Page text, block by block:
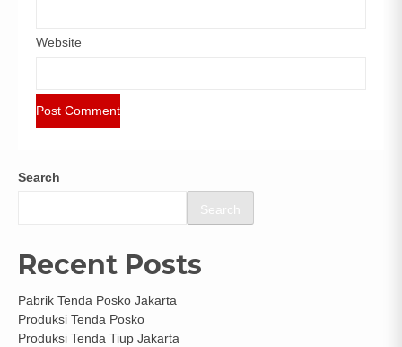
Website
Search
Search
Recent Posts
Pabrik Tenda Posko Jakarta
Produksi Tenda Posko
Produksi Tenda Tiup Jakarta